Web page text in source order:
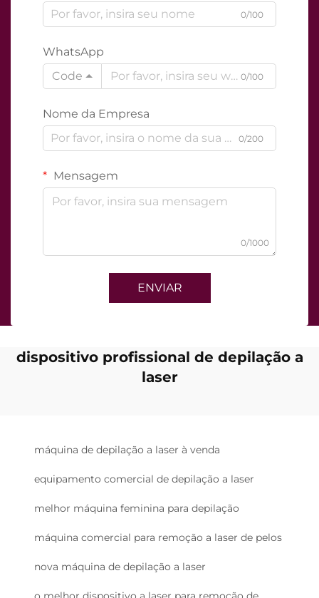
0/100
WhatsApp
Code
0/100
Nome da Empresa
0/200
Mensagem
0/1000
ENVIAR
dispositivo profissional de depilação a
laser
máquina de depilação a laser à venda
equipamento comercial de depilação a laser
melhor máquina feminina para depilação
máquina comercial para remoção a laser de pelos
nova máquina de depilação a laser